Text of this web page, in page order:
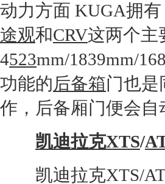
动力方面 KUGA拥有
途观和CRV这两个主
4523mm/1839mm/
功能的后备箱门也是
作，后备厢门便会
凯迪拉克XTS/
凯迪拉克XTS/